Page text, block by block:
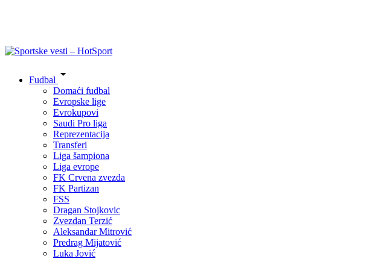
Fudbal
Domaći fudbal
Evropske lige
Evrokupovi
Saudi Pro liga
Reprezentacija
Transferi
Liga šampiona
Liga evrope
FK Crvena zvezda
FK Partizan
FSS
Dragan Stojkovic
Zvezdan Terzić
Aleksandar Mitrović
Predrag Mijatović
Luka Jović